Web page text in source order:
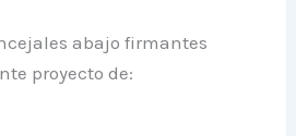
abajo firmantes
proyecto de: